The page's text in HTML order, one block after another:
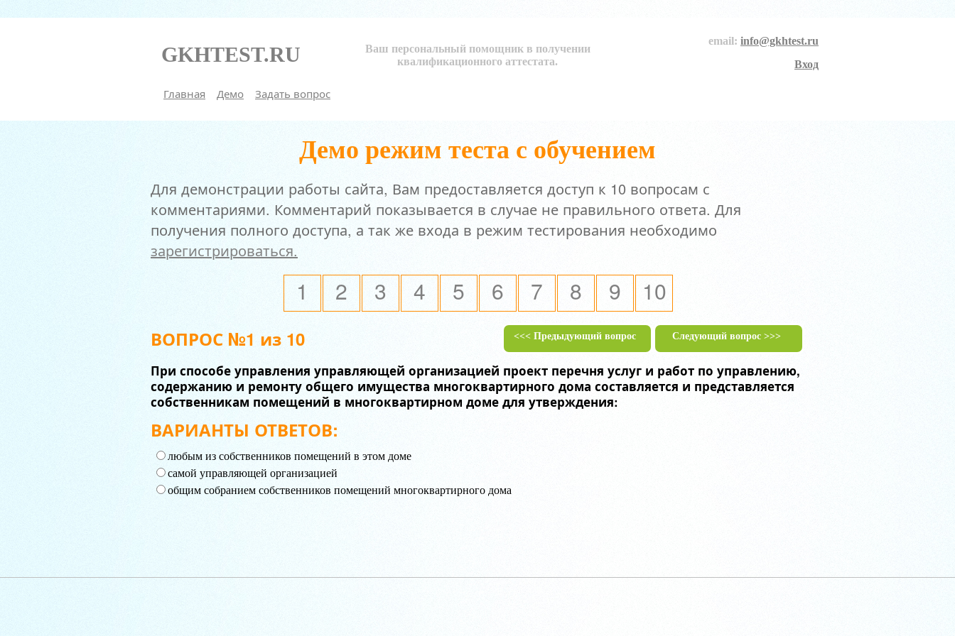
GKHTEST.RU
Ваш персональный помощник в получении
квалификационного аттестата.
email: info@gkhtest.ru
Вход
Главная Демо Задать вопрос
Демо режим теста с обучением
Для демонстрации работы сайта, Вам предоставляется доступ к 10 вопросам с
комментариями. Комментарий показывается в случае не правильного ответа. Для
получения полного доступа, а так же входа в режим тестирования необходимо
зарегистрироваться.
1 2 3 4 5 6 7 8 9 10
ВОПРОС №1 из 10 <<< Предыдующий вопрос Следующий вопрос >>>
При способе управления управляющей организацией проект перечня услуг и работ по управлению,
содержанию и ремонту общего имущества многоквартирного дома составляется и представляется
собственникам помещений в многоквартирном доме для утверждения:
ВАРИАНТЫ ОТВЕТОВ:
любым из собственников помещений в этом доме
самой управляющей организацией
общим собранием собственников помещений многоквартирного дома